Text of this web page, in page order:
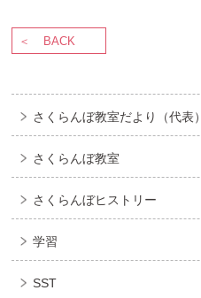
BACK
さくらんぼ教室だより（代表）
さくらんぼ教室
さくらんぼヒストリー
学習
SST